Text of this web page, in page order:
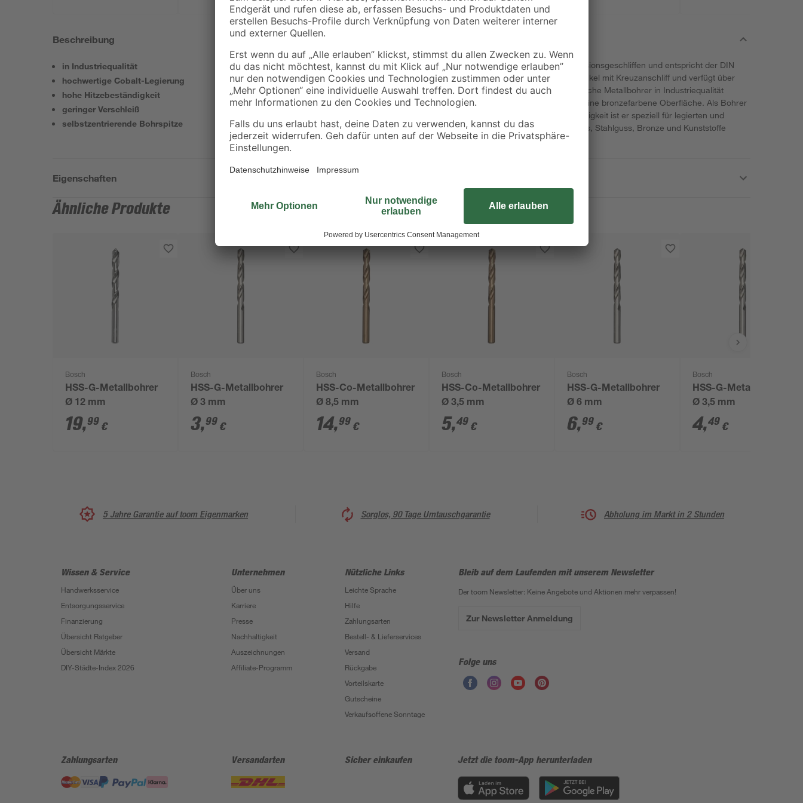
Beschreibung
in Industriequalität
hochwertige Cobalt-Legierung
hohe Hitzebeständigkeit
geringer Verschleiß
selbstzentrierende Bohrspitze
Der 'Cobalt' HSS Metallbohrer von kwb ist präzisionsgeschliffen und entspricht der DIN
338. Der Metallbohrer hat einen 135° Spitzenwinkel mit Kreuzanschliff und verfügt über
eine selbstzentrierende Bohrspitze. Der zylindrische Metallbohrer in Industriequalität
besitzt eine Cobalt-Legierung von 5 % und hat eine bronzefarbene Oberfläche. Als Bohrer
nach Typ N und der zusätzlichen Wärmebeständigkeit ist er speziell für legierten und
unlegierten Stahl, V2A- und V4A-Stahl, Grauguss, Stahlguss, Bronze und Kunststoffe
geeignet.
Eigenschaften
Ähnliche Produkte
Bosch
HSS-G-Metallbohrer
Ø 12 mm
19,99 €
Bosch
HSS-G-Metallbohrer
Ø 3 mm
3,99 €
Bosch
HSS-Co-Metallbohrer
Ø 8,5 mm
14,99 €
Bosch
HSS-Co-Metallbohrer
Ø 3,5 mm
5,49 €
Bosch
HSS-G-Metallbohrer
Ø 6 mm
6,99 €
Bosch
HSS-G-Metallbohrer
Ø 3,5 mm
4,49 €
5 Jahre Garantie auf toom Eigenmarken Sorglos, 90 Tage Umtauschgarantie Abholung im Markt in 2 Stunden
Wissen & Service
Handwerksservice
Entsorgungsservice
Finanzierung
Übersicht Ratgeber
Übersicht Märkte
DIY-Städte-Index 2026
Unternehmen
Über uns
Karriere
Presse
Nachhaltigkeit
Auszeichnungen
Affiliate-Programm
Nützliche Links
Leichte Sprache
Hilfe
Zahlungsarten
Bestell- & Lieferservices
Versand
Rückgabe
Vorteilskarte
Gutscheine
Verkaufsoffene Sonntage
Bleib auf dem Laufenden mit unserem Newsletter
Der toom Newsletter: Keine Angebote und Aktionen mehr verpassen!
Zur Newsletter Anmeldung
Folge uns
Zahlungsarten Versandarten Sicher einkaufen Jetzt die toom-App herunterladen